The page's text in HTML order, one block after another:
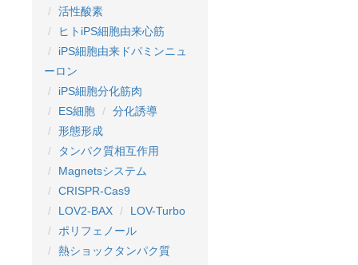
活性酸素
ヒトiPS細胞由来心筋
iPS細胞由来ドパミンニュ
ーロン
iPS細胞分化筋肉
ES細胞
分化誘導
形態形成
タンパク質相互作用
Magnetsシステム
CRISPR-Cas9
LOV2-BAX
LOV-Turbo
ポリフェノール
熱ショックタンパク質